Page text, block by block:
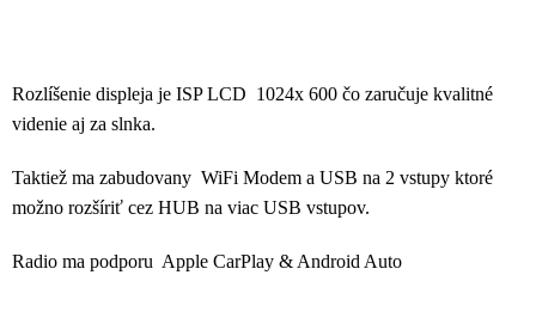
Rozlíšenie displeja je ISP LCD 1024x 600 čo zaručuje kvalitné
videnie aj za slnka.
Taktiež ma zabudovany WiFi Modem a USB na 2 vstupy ktoré
možno rozšíriť cez HUB na viac USB vstupov.
Radio ma podporu Apple CarPlay & Android Auto